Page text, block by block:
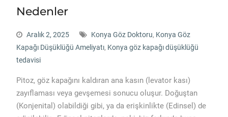
Nedenler
Aralık 2, 2025 Konya Göz Doktoru, Konya Göz
Kapağı Düşüklüğü Ameliyatı, Konya göz kapağı düşüklüğü
tedavisi
Pitoz, göz kapağını kaldıran ana kasın (levator kası)
zayıflaması veya gevşemesi sonucu oluşur. Doğuştan
(Konjenital) olabildiği gibi, ya da erişkinlikte (Edinsel) de